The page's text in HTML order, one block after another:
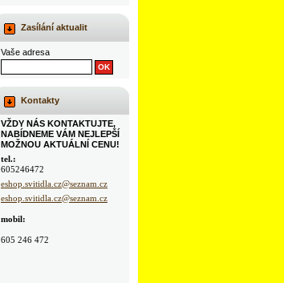
Zasílání aktualit
Vaše adresa
Kontakty
VŽDY NÁS KONTAKTUJTE,
NABÍDNEME VÁM NEJLEPŠÍ
MOŽNOU AKTUÁLNÍ CENU!
tel.:
605246472
eshop.svitidla.cz@seznam.cz
eshop.svitidla.cz@seznam.cz
mobil:
605 246 472